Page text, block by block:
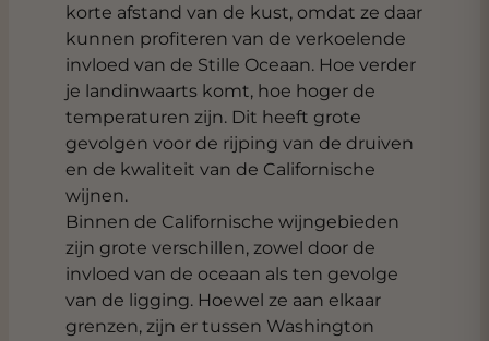
korte afstand van de kust, omdat ze daar
kunnen profiteren van de verkoelende
invloed van de Stille Oceaan. Hoe verder
je landinwaarts komt, hoe hoger de
temperaturen zijn. Dit heeft grote
gevolgen voor de rijping van de druiven
en de kwaliteit van de Californische
wijnen.
Binnen de Californische wijngebieden
zijn grote verschillen, zowel door de
invloed van de oceaan als ten gevolge
van de ligging. Hoewel ze aan elkaar
grenzen, zijn er tussen Washington